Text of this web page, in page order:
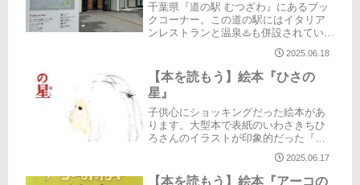
千葉県『道の駅 むつざわ』にあるブッ
クコーナー。この道の駅にはイタリア
ンレストランと温泉♨️も併設されていま
す。きれいでオシャレな道の駅でお気
に入りです♪入口入ってすぐのところに
本が読める休憩スペースがあります。
そこで見つけた好きな本、懐か...
2025.06.18
【本を読もう】絵本『ひさの
星』
子供心にショッキングだった絵本があ
ります。大型本で表紙のいわさきちひ
ろさんのイラストが印象的だった『ひ
さの星』でした。『窓際のトットちゃ
ん』の表紙絵でも話題になりました
ね。こちらも母に何度も読んでもらっ
2025.06.17
【本を読もう】絵本『アーコの